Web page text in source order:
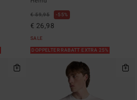
€ 59,95 55%
€ 26,98
SALE
DOPPELTER RABATT EXTRA 25%